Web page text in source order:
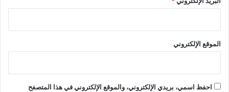
الموقع الإلكتروني
احفظ اسمي، بريدي الإلكتروني، والموقع الإلكتروني في هذا المتصفح